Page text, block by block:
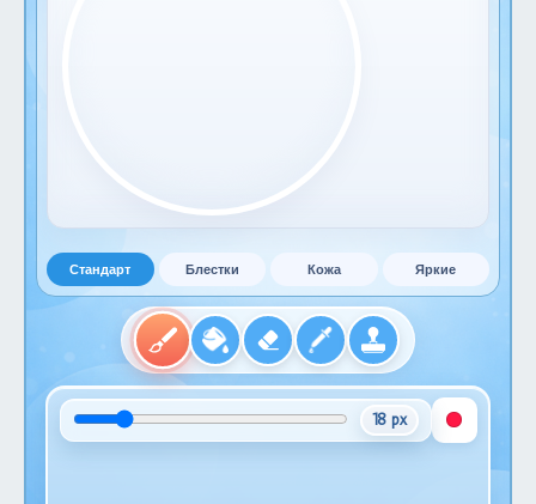
Стандарт Блестки Кожа Яркие
18 px